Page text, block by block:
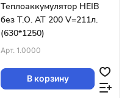
Теплоаккумулятор HEIB
без Т.О. AT 200 V=211л.
(630*1250)
Арт. 1.0000
В корзину